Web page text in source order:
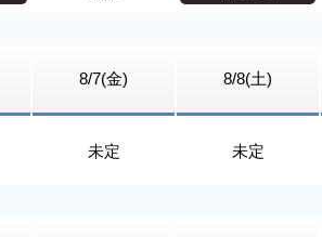
8/7(金) 8/8(土)
未定 未定